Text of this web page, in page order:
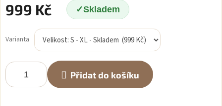
999 Kč Skladem
cena:
Varianta
Přidat do košíku